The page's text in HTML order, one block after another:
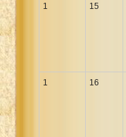
1 15
1 16